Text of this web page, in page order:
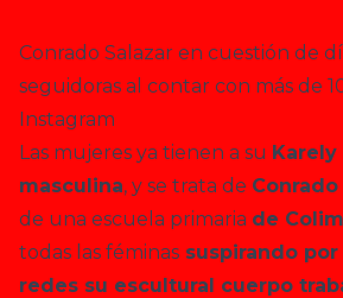
Conrado Salazar en cuestión de
seguidoras al contar con más de
Instagram
Las mujeres ya tienen a su Karely
masculina, y se trata de
de una escuela primaria de
todas las féminas suspirando
redes su escultural cuerpo